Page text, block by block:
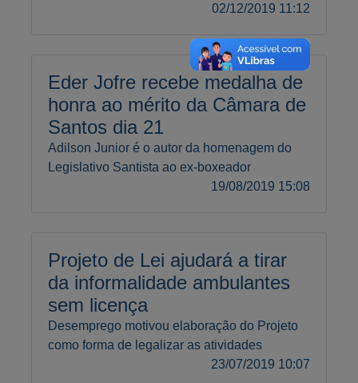
02/12/2019 11:12
Eder Jofre recebe medalha de
honra ao mérito da Câmara de
Santos dia 21
Adilson Junior é o autor da homenagem do
Legislativo Santista ao ex-boxeador
19/08/2019 15:08
Projeto de Lei ajudará a tirar
da informalidade ambulantes
sem licença
Desemprego motivou elaboração do Projeto
como forma de legalizar as atividades
23/07/2019 10:07